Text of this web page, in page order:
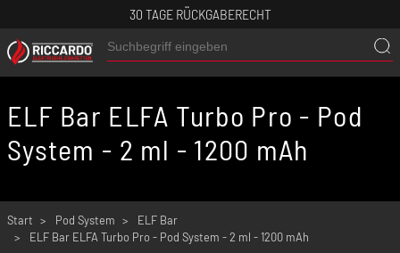
30 TAGE RÜCKGABERECHT
ELF Bar ELFA Turbo Pro - Pod
System - 2 ml - 1200 mAh
Start Pod System
ELF Bar
ELF Bar ELFA Turbo Pro - Pod System - 2 ml - 1200 mAh